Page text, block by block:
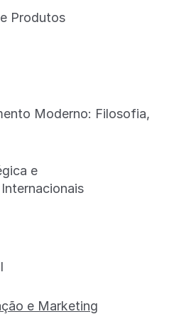
Produtos
Moderno: Filosofia,
e
e Marketing